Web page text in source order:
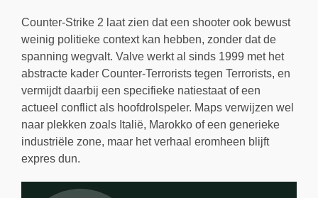
Counter-Strike 2 laat zien dat een shooter ook bewust
weinig politieke context kan hebben, zonder dat de
spanning wegvalt. Valve werkt al sinds 1999 met het
abstracte kader Counter-Terrorists tegen Terrorists, en
vermijdt daarbij een specifieke natiestaat of een
actueel conflict als hoofdrolspeler. Maps verwijzen wel
naar plekken zoals Italië, Marokko of een generieke
industriële zone, maar het verhaal eromheen blijft
expres dun.